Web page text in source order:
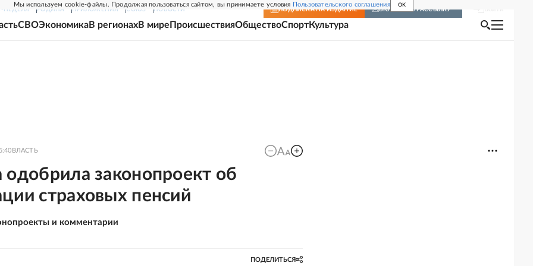
Мы используем cookie-файлы. Продолжая пользоваться сайтом, вы принимаете условия Пользовательского соглашения OK
НЕДЕЛЯ РОДИНА ПРИЛОЖЕНИЯ СОЮЗ НОВОСТИ ПОДПИСКА НА ИЗДАНИЕ ВКЛЮЧИТЬ РАССЫЛКУ
СВОЭкономикаВ регионахВ мире ПроисшествияОбществоСпортКультура
ВЛАСТЬ
одобрила законопроект об
страховых пенсий
и комментарии
ПОДЕЛИТЬСЯ